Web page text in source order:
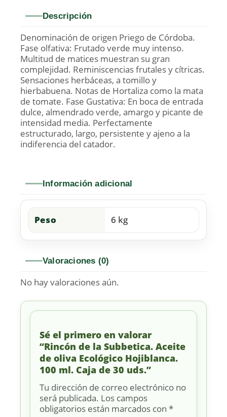
Descripción
Denominación de origen Priego de Córdoba.
Fase olfativa: Frutado verde muy intenso.
Multitud de matices muestran su gran
complejidad. Reminiscencias frutales y cítricas.
Sensaciones herbáceas, a tomillo y
hierbabuena. Notas de Hortaliza como la mata
de tomate. Fase Gustativa: En boca de entrada
dulce, almendrado verde, amargo y picante de
intensidad media. Perfectamente
estructurado, largo, persistente y ajeno a la
indiferencia del catador.
Información adicional
Peso 6 kg
Valoraciones (0)
No hay valoraciones aún.
Sé el primero en valorar
“Rincón de la Subbetica. Aceite
de oliva Ecológico Hojiblanca.
100 ml. Caja de 30 uds.”
Tu dirección de correo electrónico no
será publicada. Los campos
obligatorios están marcados con *